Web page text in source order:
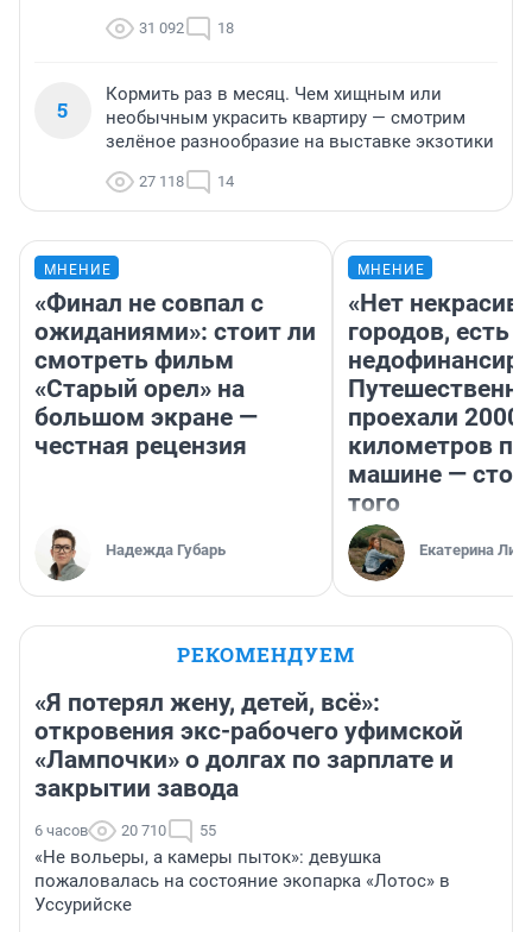
31 092 18
5
Кормить раз в месяц. Чем хищным или
необычным украсить квартиру — смотрим
зелёное разнообразие на выставке экзотики
27 118 14
МНЕНИЕ
«Финал не совпал с
ожиданиями»: стоит ли
смотреть фильм
«Старый орел» на
большом экране —
честная рецензия
Надежда Губарь
МНЕНИЕ
«Нет
городов, есть
проехали 2000
километров по
машине —
того
Екатерина
РЕКОМЕНДУЕМ
«Я потерял жену, детей, всё»:
откровения экс-рабочего уфимской
«Лампочки» о долгах по зарплате и
закрытии завода
6 часов 20 710 55
«Не вольеры, а камеры пыток»: девушка
пожаловалась на состояние экопарка «Лотос» в
Уссурийске